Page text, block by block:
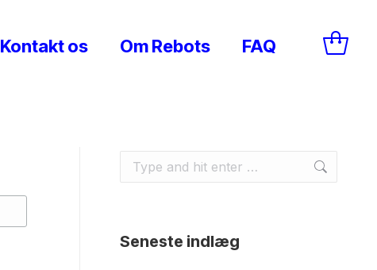
Kontakt os Om Rebots FAQ
Search:
Seneste indlæg